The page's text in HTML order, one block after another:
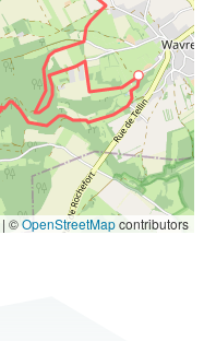
| ©OpenStreetMapcontributors